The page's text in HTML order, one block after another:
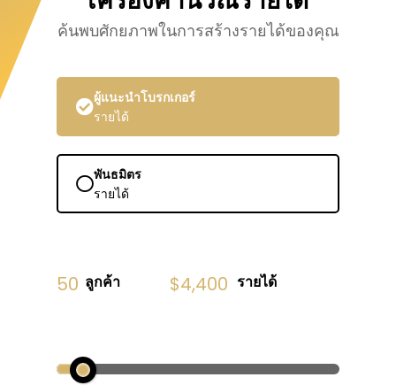
ค้นพบศักยภาพในการสร้างรายได้ของคุณ
ผู้แนะนำโบรกเกอร์
รายได้
พันธมิตร
รายได้
50 ลูกค้า $4,400 รายได้